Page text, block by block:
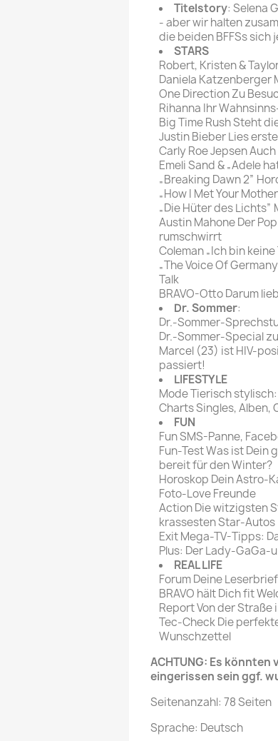
Frankfurter Illustrierte
Titelstory: Selena
- aber wir halten
die beiden BFFSs
STARS
Robert, Kristen &
Daniela Katzenberger
One Direction Zu
Rihanna Ihr
Big Time Rush Steht
Justin Bieber Lies
Carly Roe Jepsen
Emeli Sand & „Adele
„Breaking Dawn 2”
„How I Met Your
„Die Hüter des
Austin Mahone Der
rumschwirrt
Coleman „Ich bin keine
„The Voice Of
Talk
BRAVO-Otto Darum
Dr. Sommer:
Dr.-Sommer-
Dr.-Sommer-Special
Marcel (23) ist HIV-
passiert!
LIFESTYLE
Mode Tierisch
Charts Singles, Alben,
FUN
Fun SMS-Panne,
Fun-Test Was ist Dein
bereit für den Winter?
Horoskop Dein Astro-
Foto-Love Freunde
Action Die witzigsten
krassesten Star-Autos
Exit Mega-TV-Tipps:
Plus: Der Lady-
REAL LIFE
Forum Deine
BRAVO hält Dich fit
Report Von der Straße
Tec-Check Die
Wunschzettel
ACHTUNG: Es
eingerissen sein ggf.
Seitenanzahl: 78 Seiten
Sprache: Deutsch